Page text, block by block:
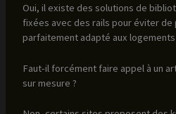
Oui, il existe des solutions de
fixées avec des rails pour éviter
parfaitement adapté aux
Faut-il forcément faire appel à un
sur mesure ?